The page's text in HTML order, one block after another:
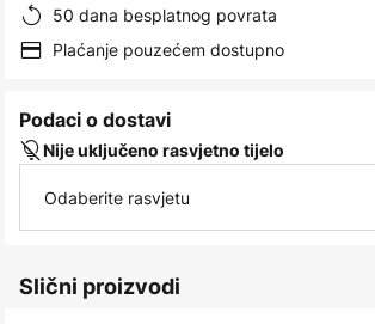
the
images
50 dana besplatnog povrata
Plaćanje pouzećem dostupno
Podaci o dostavi
Nije uključeno rasvjetno tijelo
Odaberite rasvjetu
Slični proizvodi